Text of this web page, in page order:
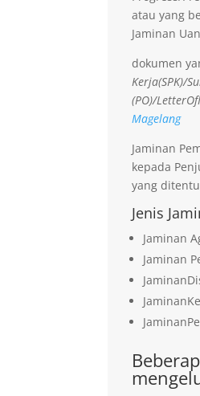
atau yang
Jaminan
dokumen
Kerja(SPK)/
(PO)/
Magelang
Jaminan
kepada
yang
Jenis
Jaminan
Jaminan